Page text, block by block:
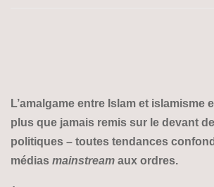
L’amalgame entre Islam et islamisme
plus que jamais remis sur le devant
politiques – toutes tendances
médias mainstream aux ordres.